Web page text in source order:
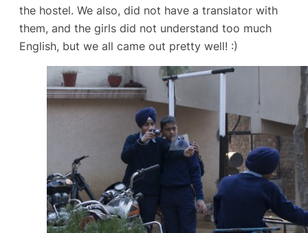
the hostel. We also, did not have a translator with
them, and the girls did not understand too much
English, but we all came out pretty well! :)